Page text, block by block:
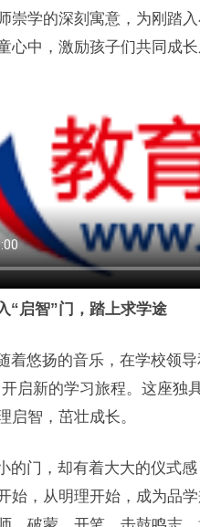
崇学的深刻寓意，为刚踏
心中，激励孩子们共同成长
“启智”门，踏上求学途
着悠扬的音乐，在学校领
开启新的学习旅程。这座独
智，茁壮成长。
的门，却有着大大的仪式
始，从明理开始，成为品